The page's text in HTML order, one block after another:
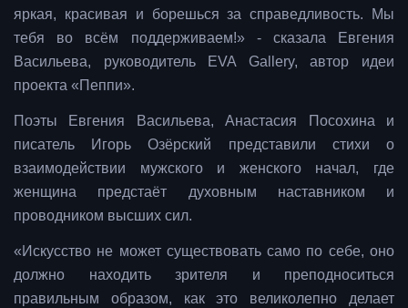
яркая, красивая и борешься за справедливость. Мы
тебя во всём поддерживаем!» - сказала Евгения
Васильева, руководитель EVA Gallery, автор идеи
проекта «Пеппи».
Поэты Евгения Васильева, Анастасия Посохина и
писатель Игорь Озёрский представили стихи о
взаимодействии мужского и женского начал, где
женщина предстаёт духовным наставником и
проводником высших сил.
«Искусство не может существовать само по себе, оно
должно находить зрителя и преподноситься
правильным образом, как это великолепно делает